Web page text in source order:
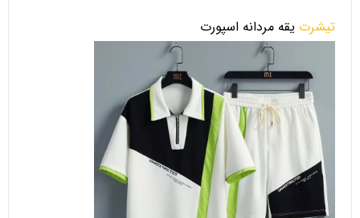
تیشرت یقه مردانه اسپورت